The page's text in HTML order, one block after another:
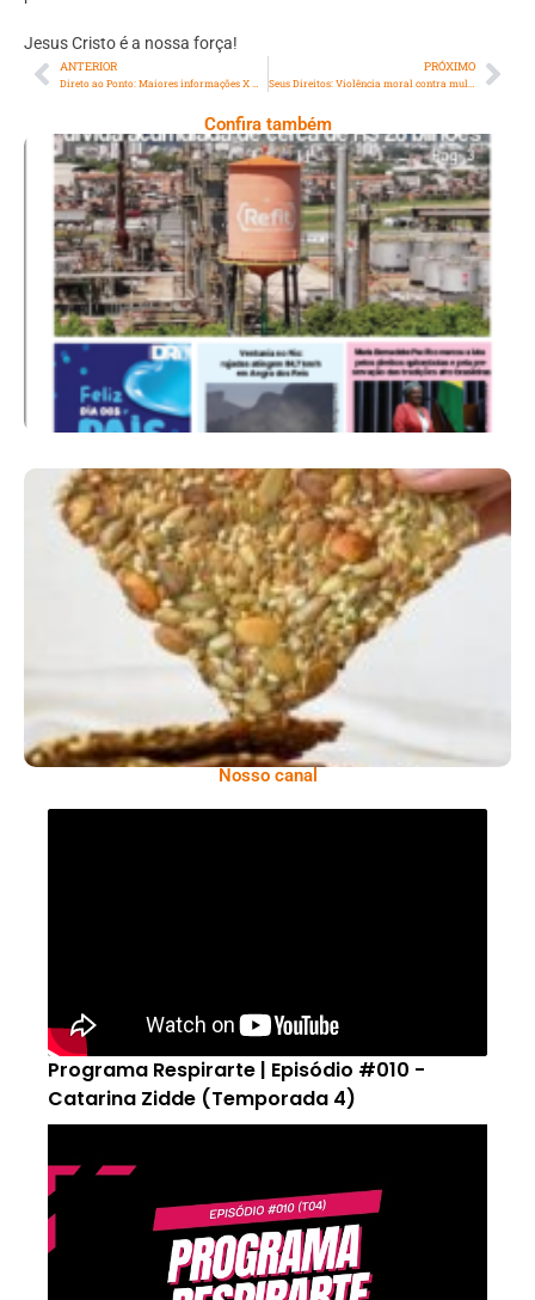
Jesus Cristo é a nossa força!
ANTERIOR PRÓXIMO
Confira também
Ano X – Número 367 08 A 14 De Agosto De
2026
Comer Bem: Cracker De Sementes
Nosso canal
Programa Respirarte | Episódio #010 -
Catarina Zidde (Temporada 4)